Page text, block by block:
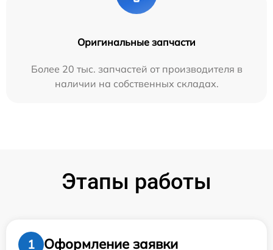
Оригинальные запчасти
Более 20 тыс. запчастей от производителя в
наличии на собственных складах.
Этапы работы
1
Оформление заявки